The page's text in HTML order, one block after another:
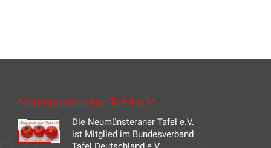
Neumünsteraner Tafel e.V.
Die Neumünsteraner Tafel e.V.
ist Mitglied im Bundesverband